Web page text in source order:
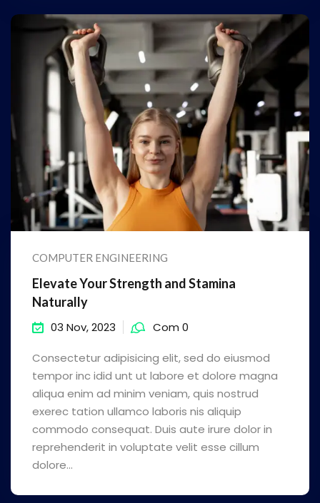
COMPUTER ENGINEERING
Elevate Your Strength and Stamina
Naturally
03 Nov, 2023 Com 0
Consectetur adipisicing elit, sed do eiusmod
tempor inc idid unt ut labore et dolore magna
aliqua enim ad minim veniam, quis nostrud
exerec tation ullamco laboris nis aliquip
commodo consequat. Duis aute irure dolor in
reprehenderit in voluptate velit esse cillum
dolore...